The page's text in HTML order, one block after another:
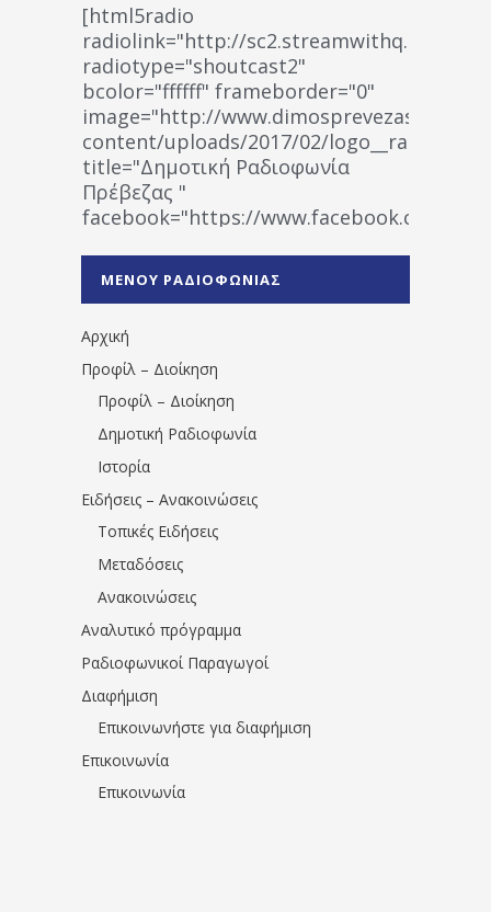
[html5radio
radiolink="http://
radiotype="shoutcast2"
bcolor="ffffff" frameborder="0"
image="http://www.dimosprevezas.gr/wp-
content/uploads/2017/02/
title="Δημοτική Ραδιοφωνία
Πρέβεζας "
facebook="https://www.facebook.com/
1531194763766854/" artist="" ]
ΜΕΝΟΥ ΡΑΔΙΟΦΩΝΙΑΣ
Αρχική
Προφίλ – Διοίκηση
Προφίλ – Διοίκηση
Δημοτική Ραδιοφωνία
Ιστορία
Ειδήσεις – Ανακοινώσεις
Τοπικές Ειδήσεις
Μεταδόσεις
Ανακοινώσεις
Αναλυτικό πρόγραμμα
Ραδιοφωνικοί Παραγωγοί
Διαφήμιση
Επικοινωνήστε για διαφήμιση
Επικοινωνία
Επικοινωνία